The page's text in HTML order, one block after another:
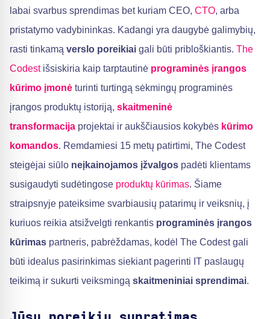
labai svarbus sprendimas bet kuriam CEO, CTO, arba
pristatymo vadybininkas. Kadangi yra daugybė galimybių,
rasti tinkamą verslo poreikiai gali būti pribloškiantis. The
Codestišsiskiria kaip tarptautinė programinės įrangos
kūrimo įmonė turinti turtingą sėkmingų programinės
įrangos produktų istoriją, skaitmeninė
transformacija projektai ir aukščiausios kokybės kūrimo
komandos. Remdamiesi 15 metų patirtimi, The Codest
steigėjai siūlo neįkainojamos įžvalgos padėti klientams
susigaudyti sudėtingose produktų kūrimas. Šiame
straipsnyje pateiksime svarbiausių patarimų ir veiksnių, į
kuriuos reikia atsižvelgti renkantis programinės įrangos
kūrimas partneris, pabrėždamas, kodėl The Codest gali
būti idealus pasirinkimas siekiant pagerinti IT paslaugų
teikimą ir sukurti veiksmingą skaitmeniniai sprendimai.